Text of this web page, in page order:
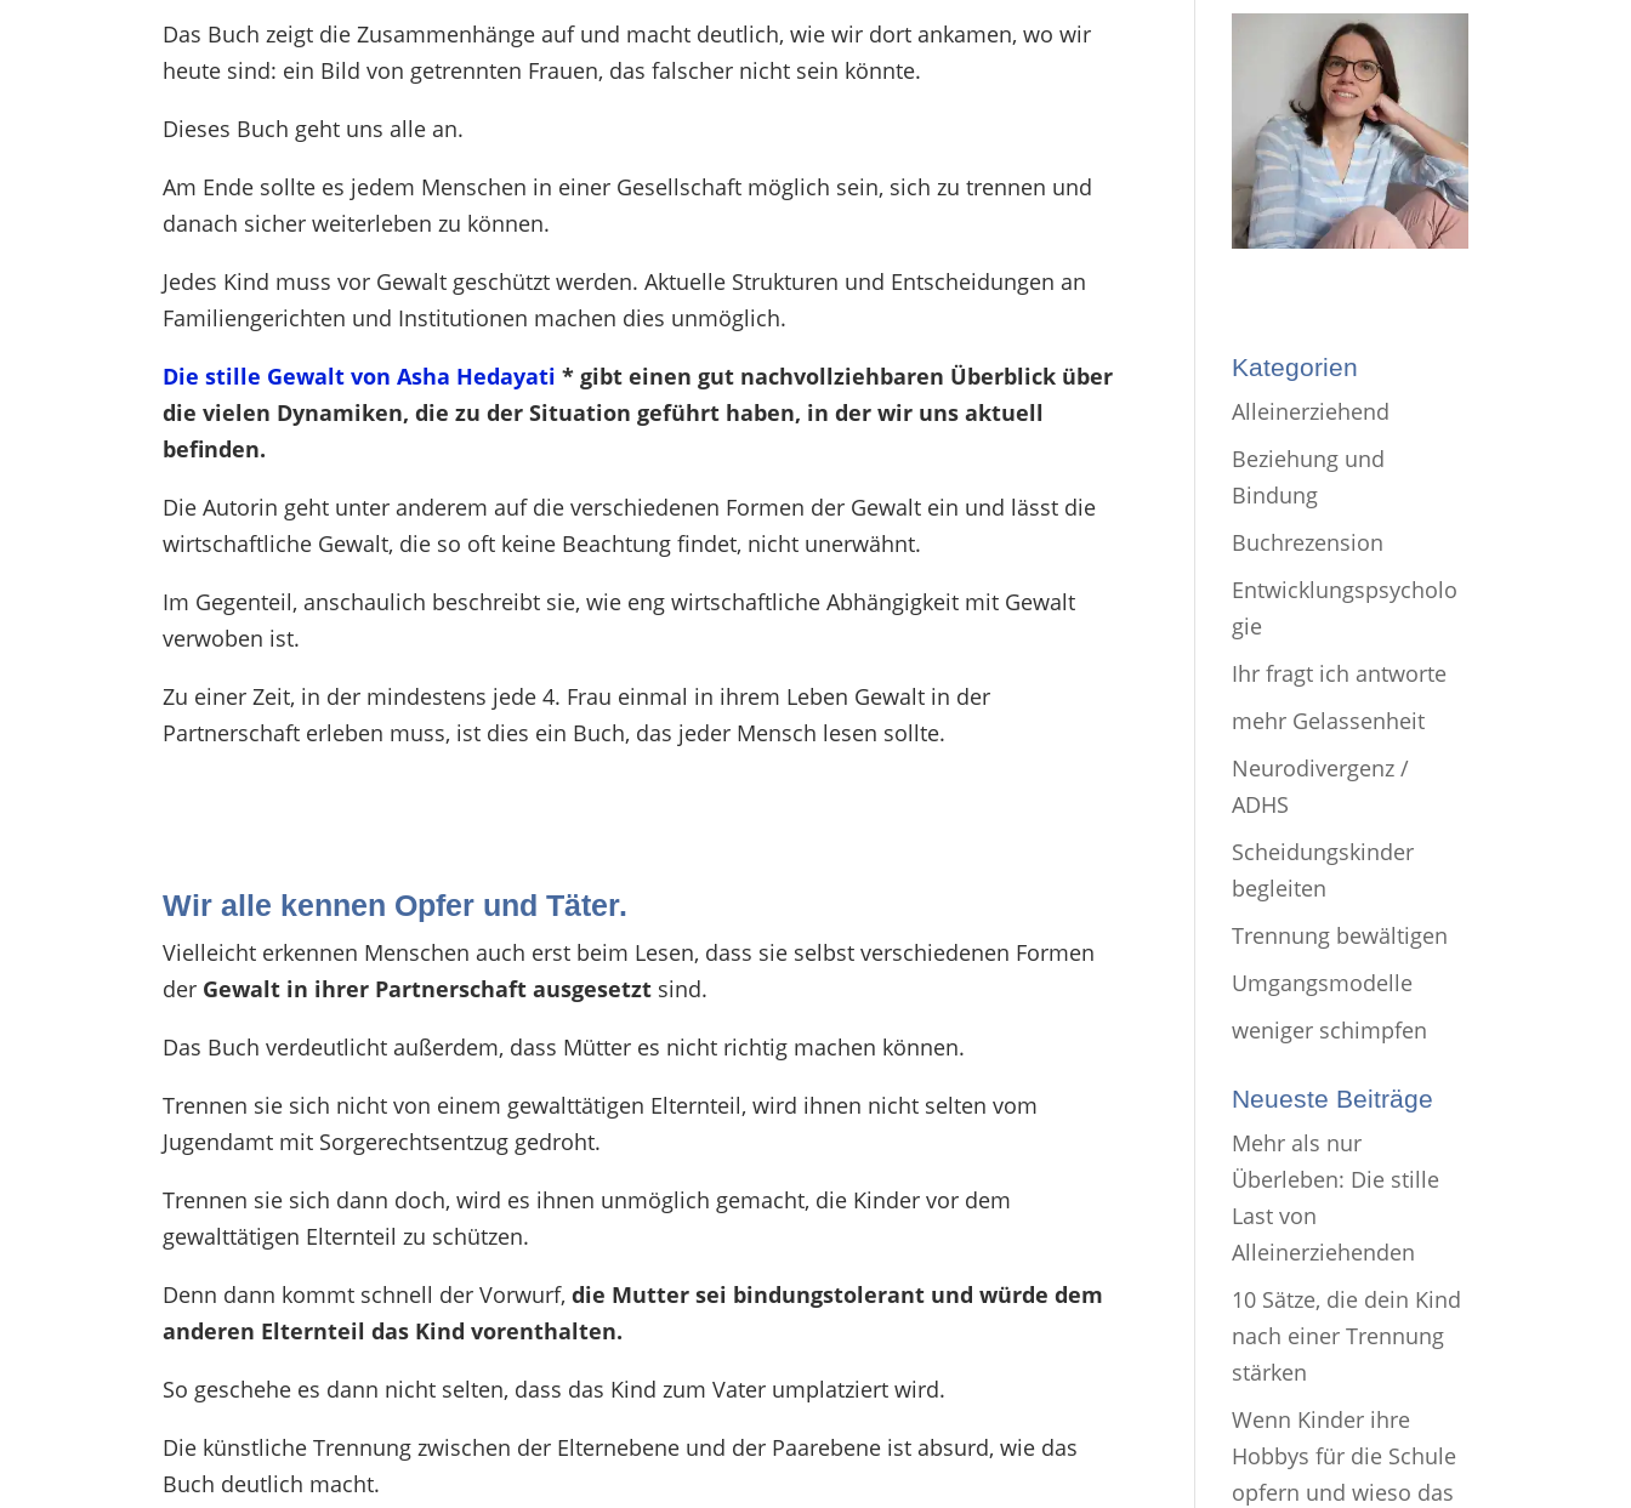
Das Buch zeigt die Zusammenhänge auf und macht deutlich, wie wir dort ankamen, wo wir
heute sind: ein Bild von getrennten Frauen, das falscher nicht sein könnte.
Dieses Buch geht uns alle an.
Am Ende sollte es jedem Menschen in einer Gesellschaft möglich sein, sich zu trennen und
danach sicher weiterleben zu können.
Jedes Kind muss vor Gewalt geschützt werden. Aktuelle Strukturen und Entscheidungen an
Familiengerichten und Institutionen machen dies unmöglich.
Die stille Gewalt von Asha Hedayati * gibt einen gut nachvollziehbaren Überblick über
die vielen Dynamiken, die zu der Situation geführt haben, in der wir uns aktuell
befinden.
Die Autorin geht unter anderem auf die verschiedenen Formen der Gewalt ein und lässt die
wirtschaftliche Gewalt, die so oft keine Beachtung findet, nicht unerwähnt.
Im Gegenteil, anschaulich beschreibt sie, wie eng wirtschaftliche Abhängigkeit mit Gewalt
verwoben ist.
Zu einer Zeit, in der mindestens jede 4. Frau einmal in ihrem Leben Gewalt in der
Partnerschaft erleben muss, ist dies ein Buch, das jeder Mensch lesen sollte.
Wir alle kennen Opfer und Täter.
Vielleicht erkennen Menschen auch erst beim Lesen, dass sie selbst verschiedenen Formen
der Gewalt in ihrer Partnerschaft ausgesetzt sind.
Das Buch verdeutlicht außerdem, dass Mütter es nicht richtig machen können.
Trennen sie sich nicht von einem gewalttätigen Elternteil, wird ihnen nicht selten vom
Jugendamt mit Sorgerechtsentzug gedroht.
Trennen sie sich dann doch, wird es ihnen unmöglich gemacht, die Kinder vor dem
gewalttätigen Elternteil zu schützen.
Denn dann kommt schnell der Vorwurf, die Mutter sei bindungstolerant und würde dem
anderen Elternteil das Kind vorenthalten.
So geschehe es dann nicht selten, dass das Kind zum Vater umplatziert wird.
Die künstliche Trennung zwischen der Elternebene und der Paarebene ist absurd, wie das
Buch deutlich macht.
Kategorien
Alleinerziehend
Beziehung und
Bindung
Buchrezension
Entwicklungspsycholo
gie
Ihr fragt ich antworte
mehr Gelassenheit
Neurodivergenz /
ADHS
Scheidungskinder
begleiten
Trennung bewältigen
Umgangsmodelle
weniger schimpfen
Neueste Beiträge
Mehr als nur
Überleben: Die stille
Last von
Alleinerziehenden
10 Sätze, die dein Kind
nach einer Trennung
stärken
Wenn Kinder ihre
Hobbys für die Schule
opfern und wieso das